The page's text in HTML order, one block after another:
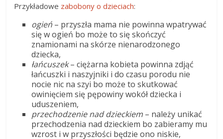
Przykładowe zabobony o dzieciach:
ogień – przyszła mama nie powinna wpatrywać
się w ogień bo może to się skończyć
znamionami na skórze nienarodzonego
dziecka,
łańcuszek– ciężarna kobieta powinna zdjąć
łańcuszki i naszyjniki i do czasu porodu nie
nocie nic na szyi bo może to skutkować
owinięciem się pępowiny wokół dziecka i
uduszeniem,
przechodzenie nad dzieckiem – należy unikać
przechodzenia nad dzieckiem bo zabieramy mu
wzrost i w przyszłości będzie ono niskie,